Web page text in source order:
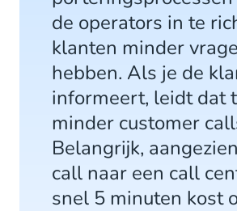
de operators in te
klanten minder
hebben. Als je de
informeert, leidt dat
minder customer
Belangrijk,
call naar een call
snel 5 minuten kost